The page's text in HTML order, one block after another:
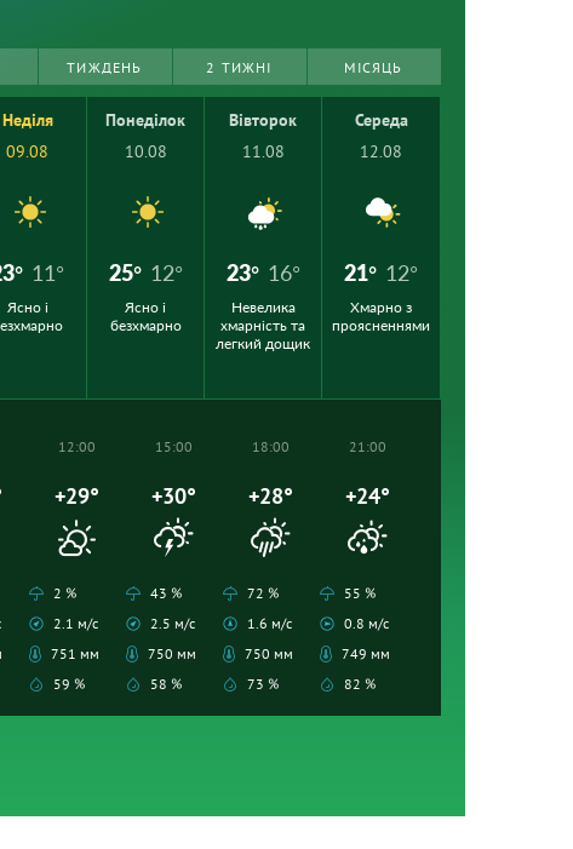
ТИЖДЕНЬ 2 ТИЖНІ МІСЯЦЬ
Неділя
09.08
11°
Ясно і
Понеділок
10.08
25° 12°
Ясно і
безхмарно
Вівторок
11.08
23° 16°
Невелика
хмарність та
легкий дощик
Середа
12.08
21° 12°
Хмарно з
проясненнями
12:00
+29°
2 %
2.1 м/с
751 мм
59 %
15:00
+30°
43 %
2.5 м/с
750 мм
58 %
18:00
+28°
72 %
1.6 м/с
750 мм
73 %
21:00
+24°
55 %
0.8 м/с
749 мм
82 %